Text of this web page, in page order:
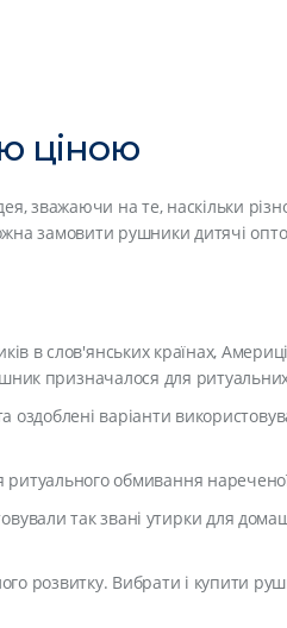
ціною
зважаючи на те, наскільки
замовити рушники дитячі
в слов'янських країнах,
призначалося для
оздоблені варіанти
ритуального обмивання
так звані утирки для
розвитку. Вибрати і купити